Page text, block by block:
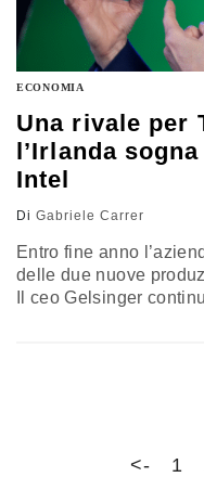
ECONOMIA
Una rivale per
l’Irlanda
Intel
Di Gabriele Carrer
Entro fine anno
delle due nuove
Il ceo Gelsinger
<- 1